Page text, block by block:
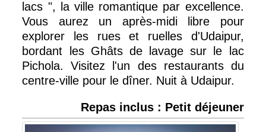
lacs ", la ville romantique par excellence.
Vous aurez un après-midi libre pour
explorer les rues et ruelles d'Udaipur,
bordant les Ghâts de lavage sur le lac
Pichola. Visitez l'un des restaurants du
centre-ville pour le dîner. Nuit à Udaipur.
Repas inclus : Petit déjeuner